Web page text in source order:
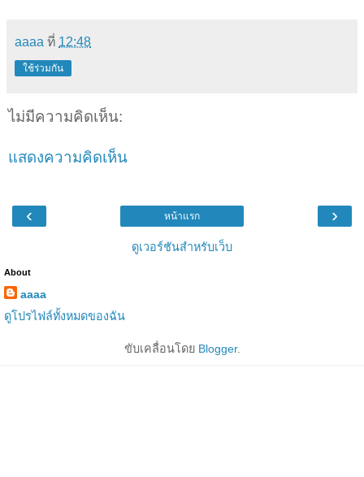
aaaa ที่ 12:48
ใช้ร่วมกัน
ไม่มีความคิดเห็น:
แสดงความคิดเห็น
‹ ›
หน้าแรก
ดูเวอร์ชันสำหรับเว็บ
About
aaaa
ดูโปรไฟล์ทั้งหมดของฉัน
ขับเคลื่อนโดย Blogger.